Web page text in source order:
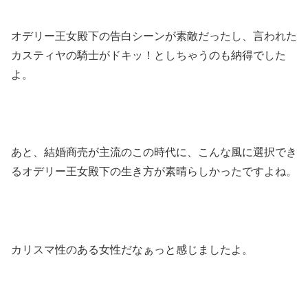
オデリー王女殿下の告白シーンが素敵だったし、言われた
カスティヤの騎士がドキッ！としちゃうのも納得でした
よ。
あと、結婚商売が主流のこの時代に、こんな風に選択でき
るオデリー王女殿下の生き方が素晴らしかったですよね。
カリスマ性のある女性だなぁっと感じましたよ。